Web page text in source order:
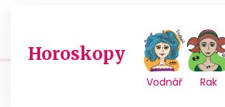
Horoskopy
Vodnář Rak